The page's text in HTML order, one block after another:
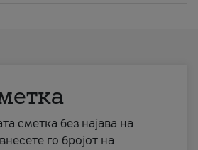
сметка без најава на
го бројот на